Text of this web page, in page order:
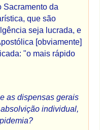
Sacramento da
que são
seja lucrada, e
[obviamente]
"o mais rápido
as dispensas gerais
individual,